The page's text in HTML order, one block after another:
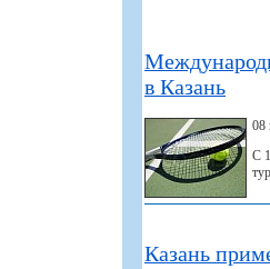
в Казань
08
С
Казань